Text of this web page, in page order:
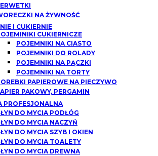
NA ŻYWNOŚĆ
I CUKIERNIE
CUKIERNICZE
POJEMNIKI NA CIASTO
POJEMNIKI DO ROLADY
POJEMNIKI NA PĄCZKI
POJEMNIKI NA TORTY
PAPIEROWE NA PIECZYWO
PAKOWY, PERGAMIN
PROFESJONALNA
DO MYCIA PODŁÓG
DO MYCIA NACZYŃ
DO MYCIA SZYB I OKIEN
DO MYCIA TOALETY
DO MYCIA DREWNA